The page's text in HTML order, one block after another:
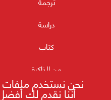
دراسة
كتاب
من الذاكرة
نحن نستخدم ملفات
أننا نقدم لك